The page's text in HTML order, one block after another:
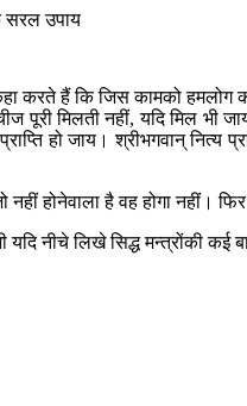
उपाय
करते हैं कि जिस कामको
पूरी मिलती नहीं, यदि मिल
हो जाय। श्रीभगवान् नित्य
नहीं होनेवाला है वह होगा नहीं।
नीचे लिखे सिद्ध मन्त्रोंकी कई